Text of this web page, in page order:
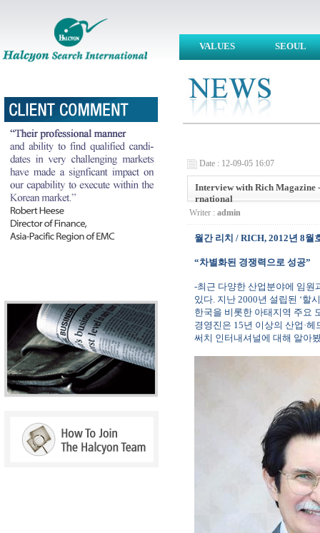
VALUES SEOUL
Date : 12-09-05 16:07
Interview with Rich Magazine
rnational
Writer : admin
월간 리치 / RICH, 2012년 8월
“차별화된 경쟁력으로 성공”
-최근 다양한 산업분야에 임원
있다. 지난2000년 설립된 ‘할
한국을 비롯한 아태지역 주요
경영진은 15년 이상의 산업·
써치 인터내셔널에 대해 알아